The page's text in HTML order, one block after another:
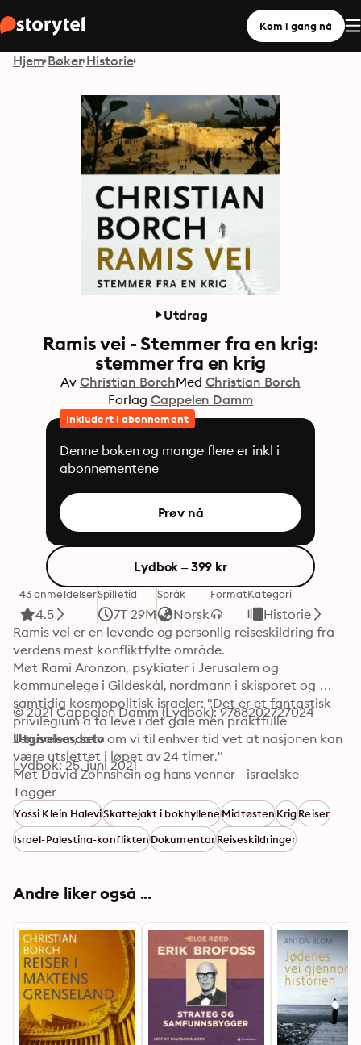
Kom i gang nå
Hjem Bøker Historie
Utdrag
Ramis vei - Stemmer fra en krig:
stemmer fra en krig
Av Christian BorchMed Christian Borch
Forlag Cappelen Damm
Inkludert i abonnement
Denne boken og mange flere er inkl i
abonnementene
Prøv nå
Lydbok – 399 kr
43 anmeldelser
4.5
Spilletid
7T 29M
Språk
Norsk
FormatKategori
Historie
Ramis vei er en levende og personlig reiseskildring fra
verdens mest konfliktfylte område.
Møt Rami Aronzon, psykiater i Jerusalem og
kommunelege i Gildeskål, nordmann i skisporet og
samtidig kosmopolitisk israeler: "Det er et fantastisk
privilegium å få leve i det gale men praktfulle
Jerusalem, selv om vi til enhver tid vet at nasjonen kan
være utslettet i løpet av 24 timer."
Møt David Zohnshein og hans venner - israelske
elitesoldater. De går i fengsel fremfor å slåss på
Vestbredden og i Gaza: "Okkupasjonen undergraver
Israels demokratiske idealer."
Yahya, palestiner, sniker seg hjem over grensen fra
Yossi Halevi, amerikaner, er blitt israeler og legger ut
"Mitt sårbare hjemland har ingen margin for feil."
© 2021 Cappelen Damm (Lydbok): 9788202727024
Utgivelsesdato
Lydbok: 25. juni 2021
Tagger
Yossi Klein HaleviSkattejakt i bokhylleneMidtøstenKrigReiser
Israel-Palestina-konfliktenDokumentarReiseskildringer
Andre liker også ...